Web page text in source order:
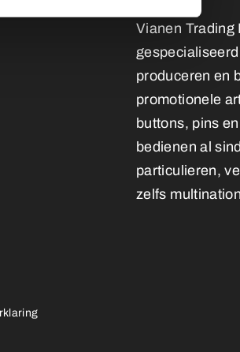
Vianen Trading
produceren en
promotionele
buttons, pins
bedienen al
particulieren,
zelfs